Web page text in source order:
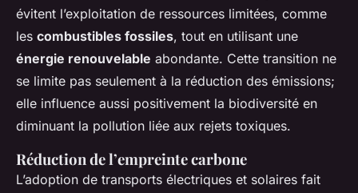
évitent l’exploitation de ressources limitées, comme
les combustibles fossiles, tout en utilisant une
énergie renouvelable abondante. Cette transition ne
se limite pas seulement à la réduction des émissions;
elle influence aussi positivement la biodiversité en
diminuant la pollution liée aux rejets toxiques.
Réduction de l’empreinte carbone
L’adoption de transports électriques et solaires fait